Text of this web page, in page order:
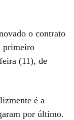
o contrato
primeiro
(11), de
é a
por último.